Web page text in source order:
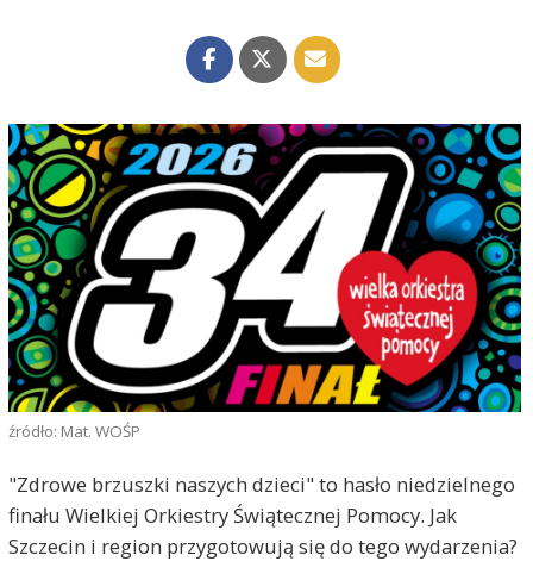
źródło: Mat. WOŚP
"Zdrowe brzuszki naszych dzieci" to hasło niedzielnego
finału Wielkiej Orkiestry Świątecznej Pomocy. Jak
Szczecin i region przygotowują się do tego wydarzenia?